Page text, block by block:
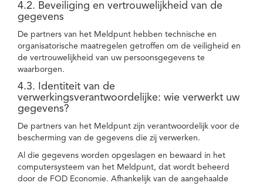
4.2. Beveiliging en vertrouwelijkheid van de
gegevens
De partners van het Meldpunt hebben technische en
organisatorische maatregelen getroffen om de veiligheid en
de vertrouwelijkheid van uw persoonsgegevens te
waarborgen.
4.3. Identiteit van de
verwerkingsverantwoordelijke: wie verwerkt uw
gegevens?
De partners van het Meldpunt zijn verantwoordelijk voor de
bescherming van de gegevens die zij verwerken.
Al die gegevens worden opgeslagen en bewaard in het
computersysteem van het Meldpunt, dat wordt beheerd
door de FOD Economie. Afhankelijk van de aangehaalde